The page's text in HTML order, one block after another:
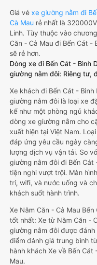
Giá vé xe giường nằm đi
Cà Mau rẻ nhất là
Linh. Tùy thuộc vào
Căn - Cà Mau đi Bến Cát -
sẽ rẻ hơn.
Dòng xe đi Bến Cát - Bình
giường nằm đôi: Riêng tư,
Xe khách đi Bến Cát -
giường nằm đôi là loại xe
kế như một phòng ngủ
dòng xe giường nằm cho
xuất hiện tại Việt Nam.
đáp ứng yêu cầu ngày
lượng dịch vụ vận tải. So
giường nằm đôi đi Bến Cát
tiện nghi vượt trội. Màn
trí, wifi, và nước uống và
khách suốt hành trình.
Xe Năm Căn - Cà Mau
tốt nhất: Xe từ Năm Căn -
giường nằm đôi được
điểm đánh giá trung bình
hành khách Xe về Bến
Mau.